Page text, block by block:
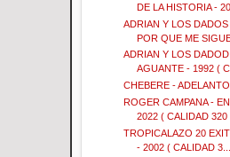
DE LA HISTORIA -
ADRIAN Y LOS
POR QUE ME
ADRIAN Y LOS
AGUANTE - 1992 (
CHEBERE -
ROGER CAMPANA -
2022 ( CALIDAD 320
TROPICALAZO 20
- 2002 ( CALIDAD 3...